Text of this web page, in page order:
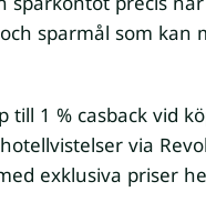
sparmål som kan
1 % casback vid
via
exklusiva priser